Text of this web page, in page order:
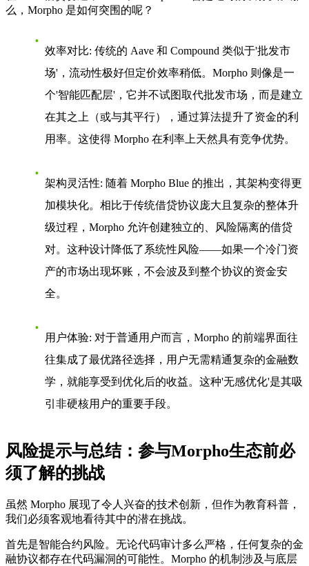
么，Morpho 是如何突围的呢？
效率对比: 传统的 Aave 和 Compound 类似于'批发市
场'，流动性极好但定价效率稍低。Morpho 则像是一
个'智能匹配层'，它并不试图取代批发市场，而是建立
在其之上（或与其平行），通过算法提升了资金的利
用率。这使得 Morpho 在利率上天然具有竞争优势。
架构灵活性: 随着 Morpho Blue 的推出，其架构变得更
加模块化。相比于传统借贷协议庞大且复杂的整体升
级过程，Morpho 允许创建独立的、风险隔离的借贷
对。这种设计降低了系统性风险——如果一个冷门资
产的市场出现坏账，不会波及到整个协议的资金安
全。
用户体验: 对于普通用户而言，Morpho 的前端界面往
往集成了最优路径选择，用户无需精通复杂的金融数
学，就能享受到优化后的收益。这种'无感优化'是其吸
引非硬核用户的重要手段。
风险提示与总结：参与Morpho生态前必
须了解的挑战
虽然 Morpho 展现了令人兴奋的技术创新，但作为教育科普，
我们必须客观地看待其中的潜在挑战。
首先是智能合约风险。无论代码审计多么严格，任何复杂的金
融协议都存在代码漏洞的可能性。Morpho 的机制涉及与底层